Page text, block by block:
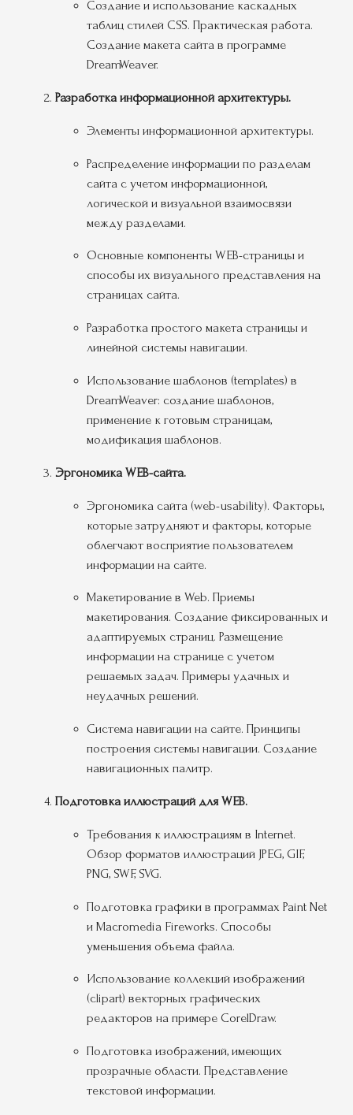
Создание и использование каскадных
таблиц стилей CSS. Практическая работа.
Создание макета сайта в программе
DreamWeaver.
Разработка информационной архитектуры.
Элементы информационной архитектуры.
Распределение информации по разделам
сайта с учетом информационной,
логической и визуальной взаимосвязи
между разделами.
Основные компоненты WEB-страницы и
способы их визуального представления на
страницах сайта.
Разработка простого макета страницы и
линейной системы навигации.
Использование шаблонов (templates) в
DreamWeaver: создание шаблонов,
применение к готовым страницам,
модификация шаблонов.
Эргономика WEB-сайта.
Эргономика сайта (web-usability). Факторы,
которые затрудняют и факторы, которые
облегчают восприятие пользователем
информации на сайте.
Макетирование в Web. Приемы
макетирования. Создание фиксированных и
адаптируемых страниц. Размещение
информации на странице с учетом
решаемых задач. Примеры удачных и
неудачных решений.
Система навигации на сайте. Принципы
построения системы навигации. Создание
навигационных палитр.
Подготовка иллюстраций для WEB.
Требования к иллюстрациям в Internet.
Обзор форматов иллюстраций JPEG, GIF,
PNG, SWF, SVG.
Подготовка графики в программах Paint Net
и Macromedia Fireworks. Способы
уменьшения объема файла.
Использование коллекций изображений
(clipart) векторных графических
редакторов на примере CorelDraw.
Подготовка изображений, имеющих
прозрачные области. Представление
текстовой информации.